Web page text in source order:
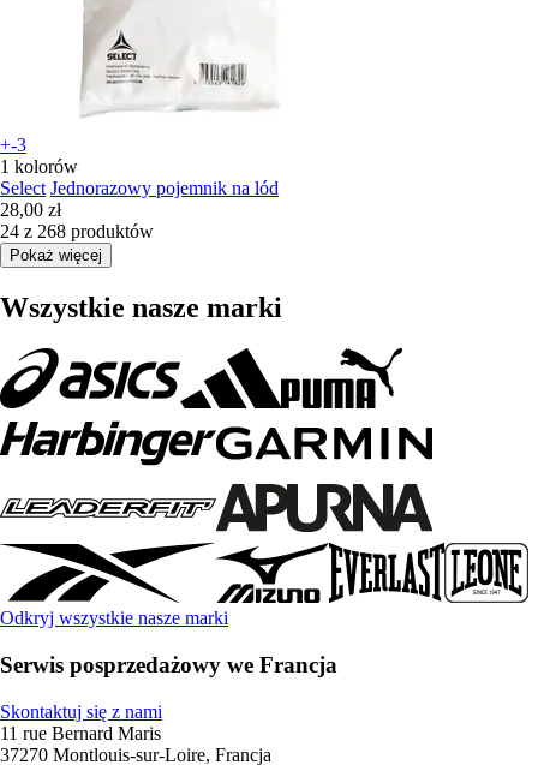
+-3
1 kolorów
Select Jednorazowy pojemnik na lód
28,00 zł
24 z 268 produktów
Pokaż więcej
Wszystkie nasze marki
Odkryj wszystkie nasze marki
Serwis posprzedażowy we Francja
Skontaktuj się z nami
11 rue Bernard Maris
37270 Montlouis-sur-Loire, Francja